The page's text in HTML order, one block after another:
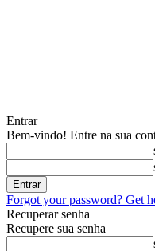
Entrar
Bem-vindo! Entre na sua
Forgot your password? Get
Recuperar senha
Recupere sua senha